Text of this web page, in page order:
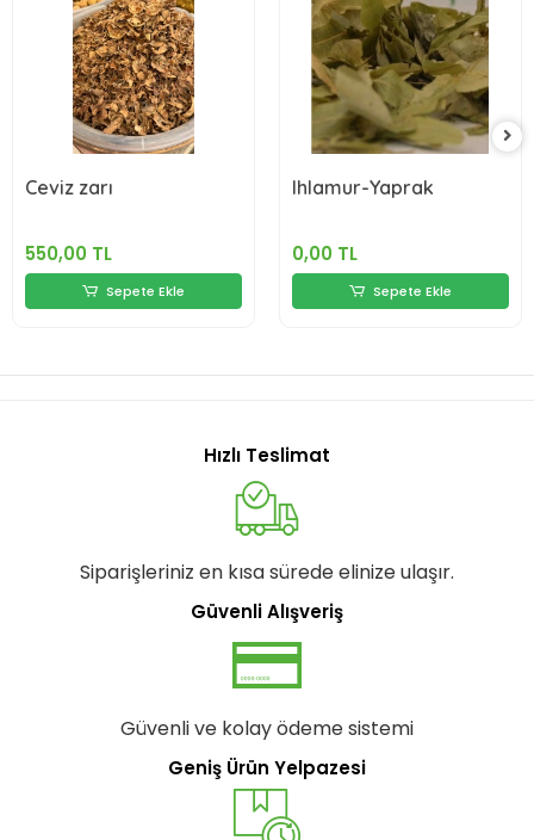
Ceviz zarı
550,00 TL
Sepete Ekle
Ihlamur-Yaprak
0,00 TL
Sepete Ekle
Hızlı Teslimat
Siparişleriniz en kısa sürede elinize ulaşır.
Güvenli Alışveriş
Güvenli ve kolay ödeme sistemi
Geniş Ürün Yelpazesi